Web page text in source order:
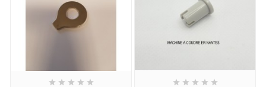
         